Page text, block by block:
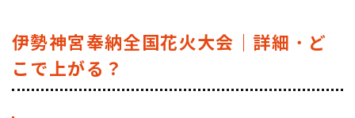
伊勢神宮奉納全国花火大会｜詳細・ど
こで上がる？